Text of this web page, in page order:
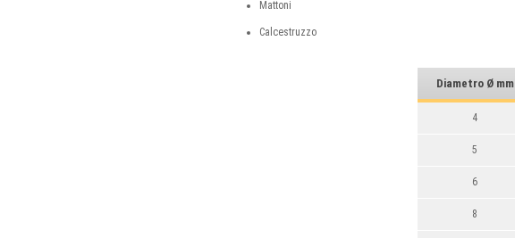
Mattoni
Calcestruzzo
Diametro Ø mm
4
5
6
8